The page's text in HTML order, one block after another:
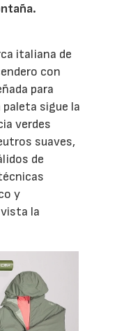
italiana de
con
para
paleta sigue la
verdes
suaves,
de
y
la